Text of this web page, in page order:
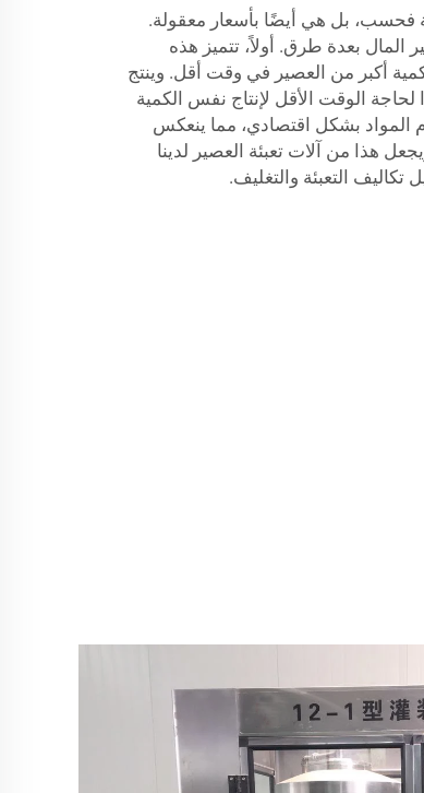
فحسب، بل هي أيضًا بأسعار معقولة.
المال بعدة طرق. أولاً، تتميز هذه
كمية أكبر من العصير في وقت أقل. وينتج
الوقت الأقل لإنتاج نفس الكمية
المواد بشكل اقتصادي، مما ينعكس
هذا من آلات تعبئة العصير لدينا
التعبئة والتغليف.